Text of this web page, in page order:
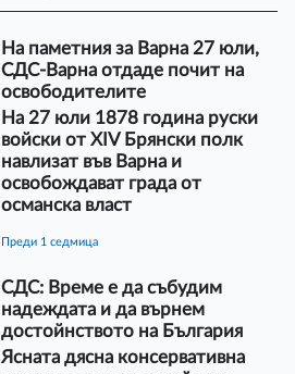
На паметния за Варна 27 юли,
СДС-Варна отдаде почит на
освободителите
На 27 юли 1878 година руски
войски от XIV Брянски полк
навлизат във Варна и
освобождават града от
османска власт
преди 1 седмица
СДС: Време е да събудим
надеждата и да върнем
достойнството на България
Ясната дясна консервативна